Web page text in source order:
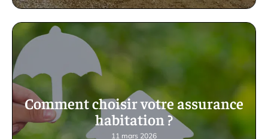
Comment choisir votre assurance
habitation ?
11 mars 2026